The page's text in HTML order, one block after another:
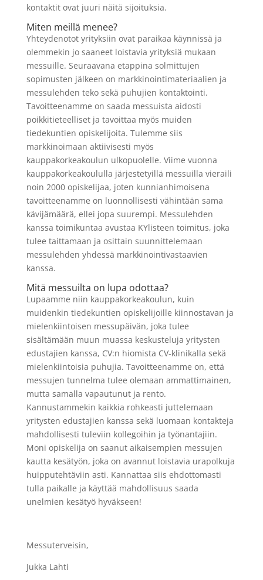
kontaktit ovat juuri näitä sijoituksia.
Miten meillä menee?
Yhteydenotot yrityksiin ovat paraikaa käynnissä ja
olemmekin jo saaneet loistavia yrityksiä mukaan
messuille. Seuraavana etappina solmittujen
sopimusten jälkeen on markkinointimateriaalien ja
messulehden teko sekä puhujien kontaktointi.
Tavoitteenamme on saada messuista aidosti
poikkitieteelliset ja tavoittaa myös muiden
tiedekuntien opiskelijoita. Tulemme siis
markkinoimaan aktiivisesti myös
kauppakorkeakoulun ulkopuolelle. Viime vuonna
kauppakorkeakoululla järjestetyillä messuilla vieraili
noin 2000 opiskelijaa, joten kunnianhimoisena
tavoitteenamme on luonnollisesti vähintään sama
kävijämäärä, ellei jopa suurempi. Messulehden
kanssa toimikuntaa avustaa KYlisteen toimitus, joka
tulee taittamaan ja osittain suunnittelemaan
messulehden yhdessä markkinointivastaavien
kanssa.
Mitä messuilta on lupa odottaa?
Lupaamme niin kauppakorkeakoulun, kuin
muidenkin tiedekuntien opiskelijoille kiinnostavan ja
mielenkiintoisen messupäivän, joka tulee
sisältämään muun muassa keskusteluja yritysten
edustajien kanssa, CV:n hiomista CV-klinikalla sekä
mielenkiintoisia puhujia. Tavoitteenamme on, että
messujen tunnelma tulee olemaan ammattimainen,
mutta samalla vapautunut ja rento.
Kannustammekin kaikkia rohkeasti juttelemaan
yritysten edustajien kanssa sekä luomaan kontakteja
mahdollisesti tuleviin kollegoihin ja työnantajiin.
Moni opiskelija on saanut aikaisempien messujen
kautta kesätyön, joka on avannut loistavia urapolkuja
huipputehtäviin asti. Kannattaa siis ehdottomasti
tulla paikalle ja käyttää mahdollisuus saada
unelmien kesätyö hyväkseen!
Messuterveisin,
Jukka Lahti